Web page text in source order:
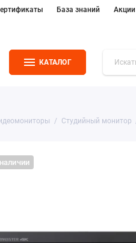
База знаний Акции
КАТАЛОГ
Студийный монитор